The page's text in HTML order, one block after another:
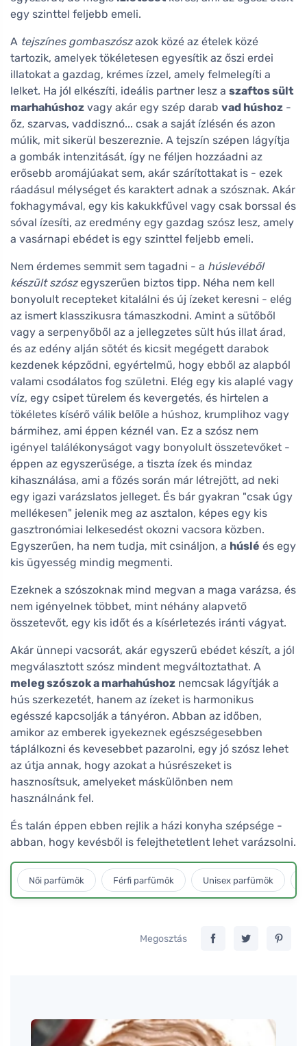
egy szinttel feljebb emeli.
A tejszínes gombaszószazok közé az ételek közé
tartozik, amelyek tökéletesen egyesítik az őszi erdei
illatokat a gazdag, krémes ízzel, amely felmelegíti a
lelket. Ha jól elkészíti, ideális partner lesz a szaftos sült
marhahúshoz vagy akár egy szép darab vad húshoz -
őz, szarvas, vaddisznó... csak a saját ízlésén és azon
múlik, mit sikerül beszereznie. A tejszín szépen lágyítja
a gombák intenzitását, így ne féljen hozzáadni az
erősebb aromájúakat sem, akár szárítottakat is - ezek
ráadásul mélységet és karaktert adnak a szósznak. Akár
fokhagymával, egy kis kakukkfűvel vagy csak borssal és
sóval ízesíti, az eredmény egy gazdag szósz lesz, amely
a vasárnapi ebédet is egy szinttel feljebb emeli.
Nem érdemes semmit sem tagadni - a húslevéből
készült szószegyszerűen biztos tipp. Néha nem kell
bonyolult recepteket kitalálni és új ízeket keresni - elég
az ismert klasszikusra támaszkodni. Amint a sütőből
vagy a serpenyőből az a jellegzetes sült hús illat árad,
és az edény alján sötét és kicsit megégett darabok
kezdenek képződni, egyértelmű, hogy ebből az alapból
valami csodálatos fog születni. Elég egy kis alaplé vagy
víz, egy csipet türelem és kevergetés, és hirtelen a
tökéletes kísérő válik belőle a húshoz, krumplihoz vagy
bármihez, ami éppen kéznél van. Ez a szósz nem
igényel találékonyságot vagy bonyolult összetevőket -
éppen az egyszerűsége, a tiszta ízek és mindaz
kihasználása, ami a főzés során már létrejött, ad neki
egy igazi varázslatos jelleget. És bár gyakran "csak úgy
mellékesen" jelenik meg az asztalon, képes egy kis
gasztronómiai lelkesedést okozni vacsora közben.
Egyszerűen, ha nem tudja, mit csináljon, a húslé és egy
kis ügyesség mindig megmenti.
Ezeknek a szószoknak mind megvan a maga varázsa, és
nem igényelnek többet, mint néhány alapvető
összetevőt, egy kis időt és a kísérletezés iránti vágyat.
Akár ünnepi vacsorát, akár egyszerű ebédet készít, a jól
megválasztott szósz mindent megváltoztathat. A
meleg szószok a marhahúshoz nemcsak lágyítják a
hús szerkezetét, hanem az ízeket is harmonikus
egésszé kapcsolják a tányéron. Abban az időben,
amikor az emberek igyekeznek egészségesebben
táplálkozni és kevesebbet pazarolni, egy jó szósz lehet
az útja annak, hogy azokat a húsrészeket is
hasznosítsuk, amelyeket máskülönben nem
használnánk fel.
És talán éppen ebben rejlik a házi konyha szépsége -
abban, hogy kevésből is felejthetetlent lehet varázsolni.
Női parfümök Férfi parfümök Unisex parfümök
Megosztás